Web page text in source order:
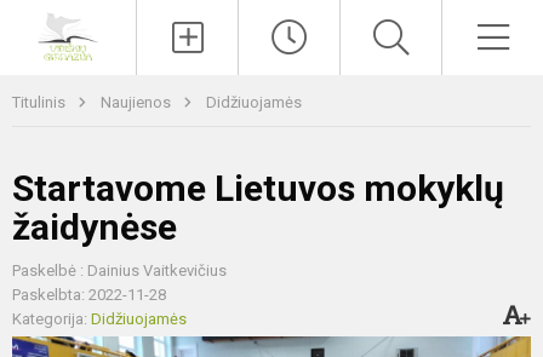
Titulinis Naujienos Didžiuojamės
Startavome Lietuvos mokyklų
žaidynėse
Paskelbė : Dainius Vaitkevičius
Paskelbta: 2022-11-28
Kategorija: Didžiuojamės